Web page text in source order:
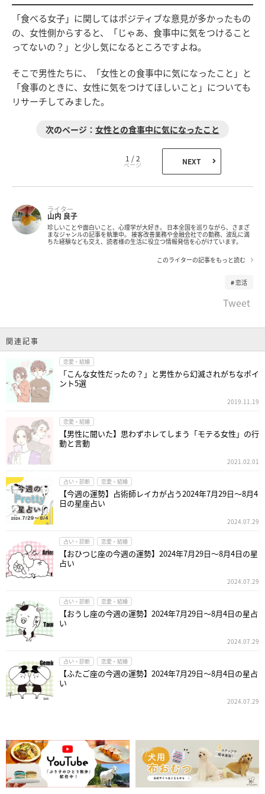
「食べる女子」に関してはポジティブな意見が多かったもの
の、女性側からすると、「じゃあ、食事中に気をつけること
ってないの？」と少し気になるところですよね。
そこで男性たちに、「女性との食事中に気になったこと」と
「食事のときに、女性に気をつけてほしいこと」についても
リサーチしてみました。
女性との食事中に気になったこと
1 / 2 NEXT
ライター
山内 良子
珍しいことや面白いこと、心理学が大好き。 日本全国を巡りながら、さまざ
まなジャンルの記事を執筆中。 接客改善業務や金融会社での勤務、波乱に満
ちた経験なども交え、読者様の生活に役立つ情報発信を心がけています。
このライターの記事をもっと読む
恋活
Tweet
関連記事
恋愛・結婚
「こんな女性だったの？」と男性から幻滅されがちなポイ
ント5選
2019.11.19
恋愛・結婚
【男性に聞いた】思わずホレてしまう「モテる女性」の行
動と言動
2021.02.01
占い・診断 恋愛・結婚
【今週の運勢】占術師レイカが占う2024年7月29日～8月4
日の星座占い
2024.07.29
占い・診断 恋愛・結婚
【おひつじ座の今週の運勢】2024年7月29日～8月4日の星
占い
2024.07.29
占い・診断 恋愛・結婚
【おうし座の今週の運勢】2024年7月29日～8月4日の星占
い
2024.07.29
占い・診断 恋愛・結婚
【ふたご座の今週の運勢】2024年7月29日～8月4日の星占
い
2024.07.29